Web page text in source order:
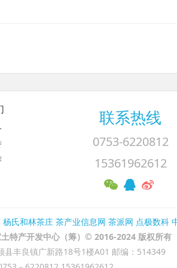
联系热线
0753-6220812
15361962612
杨氏和林茶庄 茶产业信息网 茶派网 点极数科
土特产开发中心（筹）© 2016-2024 版权所有
县丰良镇广新路18号1楼A01 邮编：514349